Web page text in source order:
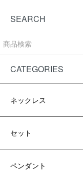
SEARCH
CATEGORIES
ネックレス
セット
ペンダント